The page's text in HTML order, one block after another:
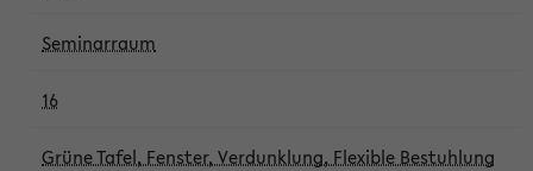
Seminarraum
16
Grüne Tafel, Fenster, Verdunklung, Flexible Bestuhlung